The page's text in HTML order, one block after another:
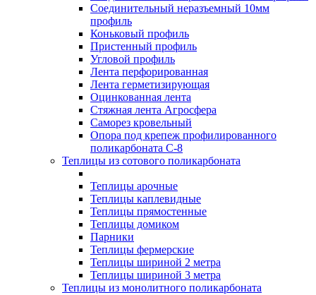
Соединительный неразъемный 10мм
профиль
Коньковый профиль
Пристенный профиль
Угловой профиль
Лента перфорированная
Лента герметизирующая
Оцинкованная лента
Стяжная лента Агросфера
Саморез кровельный
Опора под крепеж профилированного
поликарбоната С-8
Теплицы из сотового поликарбоната
Теплицы арочные
Теплицы каплевидные
Теплицы прямостенные
Теплицы домиком
Парники
Теплицы фермерские
Теплицы шириной 2 метра
Теплицы шириной 3 метра
Теплицы из монолитного поликарбоната